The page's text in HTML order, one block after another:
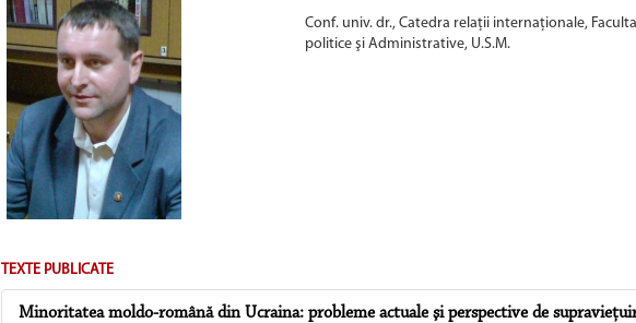
Conf. univ. dr., Catedra relaţii internaţionale,
politice şi Administrative, U.S.M.
TEXTE PUBLICATE
Minoritatea moldo-română din Ucraina: probleme actuale şi perspective de